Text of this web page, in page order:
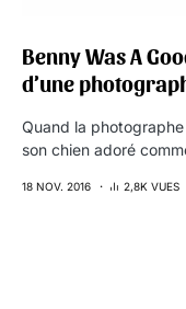
Benny Was A
d’une
Quand la
son chien adoré
18 NOV. 2016 2,8K VUES